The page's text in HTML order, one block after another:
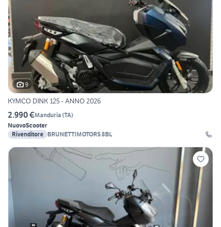
9
KYMCO DINK 125 - ANNO 2026
2.990 €Manduria (TA)
NuovoScooter
Rivenditore BRUNETTIMOTORS 8BL